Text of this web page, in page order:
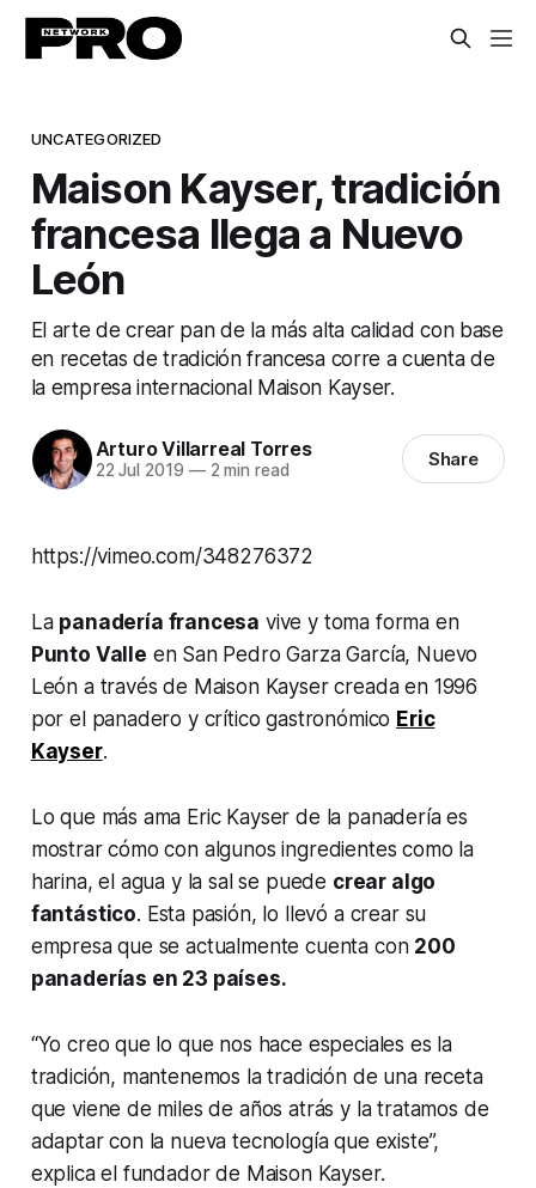
UNCATEGORIZED
Maison Kayser, tradición
francesa llega a Nuevo
León
El arte de crear pan de la más alta calidad con base
en recetas de tradición francesa corre a cuenta de
la empresa internacional Maison Kayser.
Arturo Villarreal Torres
22 Jul 2019 —2 min read Share
https://vimeo.com/348276372
La panadería francesa vive y toma forma en
Punto Valle en San Pedro Garza García, Nuevo
León a través de Maison Kayser creada en 1996
por el panadero y crítico gastronómico Eric
Kayser.
Lo que más ama Eric Kayser de la panadería es
mostrar cómo con algunos ingredientes como la
harina, el agua y la sal se puede crear algo
fantástico. Esta pasión, lo llevó a crear su
empresa que se actualmente cuenta con 200
panaderías en 23 países.
“Yo creo que lo que nos hace especiales es la
tradición, mantenemos la tradición de una receta
que viene de miles de años atrás y la tratamos de
adaptar con la nueva tecnología que existe”,
explica el fundador de Maison Kayser.